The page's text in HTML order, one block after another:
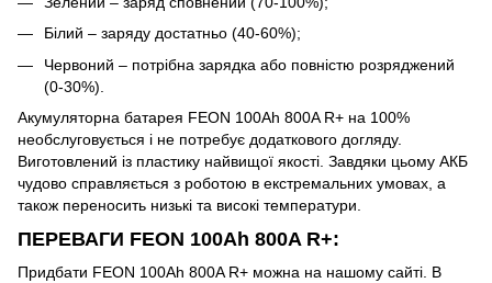
Білий – заряду достатньо (40-60%);
Червоний – потрібна зарядка або повністю розряджений
(0-30%).
Акумуляторна батарея FEON 100Ah 800A R+ на 100%
необслуговується і не потребує додаткового догляду.
Виготовлений із пластику найвищої якості. Завдяки цьому АКБ
чудово справляється з роботою в екстремальних умовах, а
також переносить низькі та високі температури.
ПЕРЕВАГИ FEON 100Ah 800A R+:
Придбати FEON 100Ah 800A R+ можна на нашому сайті. В